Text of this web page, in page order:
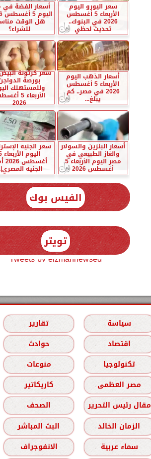
سعر اليورو اليوم
الأربعاء 5 أغسطس
2026 في البنوك..
تحديث لحظي
أسعار الفضة
هل الوقت
للشراء؟
أسعار الذهب اليوم
الأربعاء 5 أغسطس
2026 في مصر.. كم
يبلغ...
سعر كرتونة
بورصة
وللمستهلك
الأربعاء 5
2026
أسعار البنزين والسولار
والغاز الطبيعي في
مصر اليوم الأربعاء 5
أغسطس 2026
سعر الجنيه
اليوم
الجنيه
الفيس بوك
تويتر
Tweets by elzmannewseg
سياسة
تقارير
اقتصاد
حوادث
تكنولوجيا
منوعات
مصر العظمى
كاريكاتير
مقال رئيس التحرير
الصحف
الزمان الخالد
البث المباشر
سماء عربية الانفوجراف